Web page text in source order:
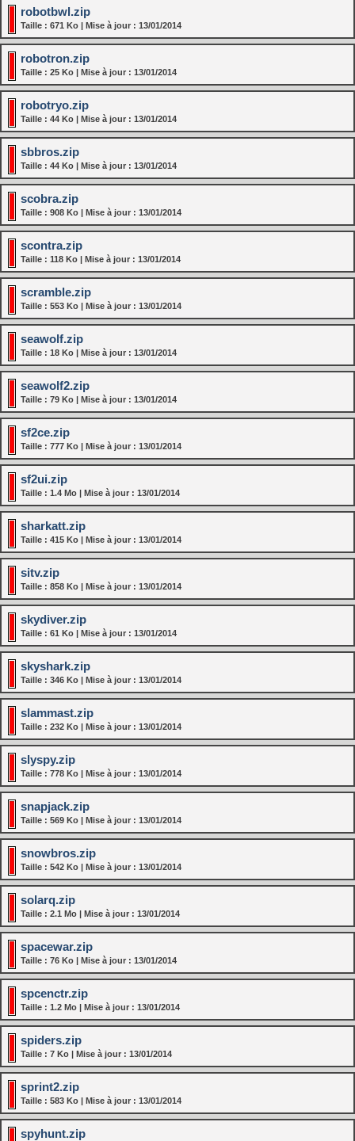
robotbwl.zip
Taille : 671 Ko | Mise à jour : 13/01/2014
robotron.zip
Taille : 25 Ko | Mise à jour : 13/01/2014
robotryo.zip
Taille : 44 Ko | Mise à jour : 13/01/2014
sbbros.zip
Taille : 44 Ko | Mise à jour : 13/01/2014
scobra.zip
Taille : 908 Ko | Mise à jour : 13/01/2014
scontra.zip
Taille : 118 Ko | Mise à jour : 13/01/2014
scramble.zip
Taille : 553 Ko | Mise à jour : 13/01/2014
seawolf.zip
Taille : 18 Ko | Mise à jour : 13/01/2014
seawolf2.zip
Taille : 79 Ko | Mise à jour : 13/01/2014
sf2ce.zip
Taille : 777 Ko | Mise à jour : 13/01/2014
sf2ui.zip
Taille : 1.4 Mo | Mise à jour : 13/01/2014
sharkatt.zip
Taille : 415 Ko | Mise à jour : 13/01/2014
sitv.zip
Taille : 858 Ko | Mise à jour : 13/01/2014
skydiver.zip
Taille : 61 Ko | Mise à jour : 13/01/2014
skyshark.zip
Taille : 346 Ko | Mise à jour : 13/01/2014
slammast.zip
Taille : 232 Ko | Mise à jour : 13/01/2014
slyspy.zip
Taille : 778 Ko | Mise à jour : 13/01/2014
snapjack.zip
Taille : 569 Ko | Mise à jour : 13/01/2014
snowbros.zip
Taille : 542 Ko | Mise à jour : 13/01/2014
solarq.zip
Taille : 2.1 Mo | Mise à jour : 13/01/2014
spacewar.zip
Taille : 76 Ko | Mise à jour : 13/01/2014
spcenctr.zip
Taille : 1.2 Mo | Mise à jour : 13/01/2014
spiders.zip
Taille : 7 Ko | Mise à jour : 13/01/2014
sprint2.zip
Taille : 583 Ko | Mise à jour : 13/01/2014
spyhunt.zip